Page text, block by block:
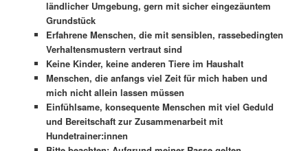
ländlicher Umgebung, gern mit sicher eingezäuntem
Grundstück
Erfahrene Menschen, die mit sensiblen, rassebedingten
Verhaltensmustern vertraut sind
Keine Kinder, keine anderen Tiere im Haushalt
Menschen, die anfangs viel Zeit für mich haben und
mich nicht allein lassen müssen
Einfühlsame, konsequente Menschen mit viel Geduld
und Bereitschaft zur Zusammenarbeit mit
Hundetrainer:innen